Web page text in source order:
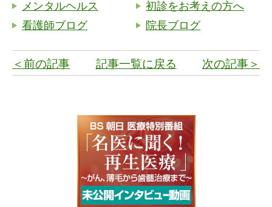
メンタルヘルス
初診をお考えの方へ
看護師ブログ
院長ブログ
＜前の記事 記事一覧に戻る 次の記事＞